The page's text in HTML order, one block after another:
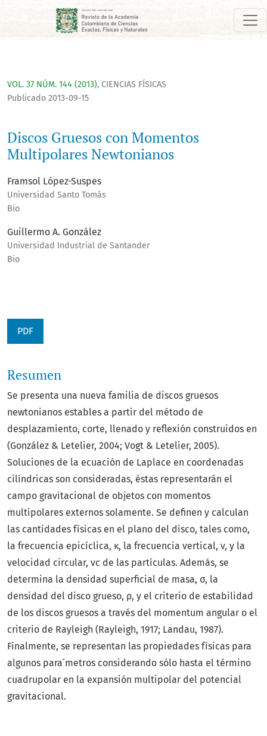
Discos Gruesos con Momentos Multipolares Newtonianos
VOL. 37 NÚM. 144 (2013), CIENCIAS FÍSICAS
Discos Gruesos con Momentos
Multipolares Newtonianos
Publicado 2013-09-15
Framsol López-Suspes
Universidad Santo Tomás
Bio
Guillermo A. González
Universidad Industrial de Santander
Bio
PDF
Resumen
Se presenta una nueva familia de discos gruesos
newtonianos estables a partir del método de
desplazamiento, corte, llenado y reflexión construidos en
(González & Letelier, 2004; Vogt & Letelier, 2005).
Soluciones de la ecuación de Laplace en coordenadas
cilíndricas son consideradas, éstas representarán el
campo gravitacional de objetos con momentos
multipolares externos solamente. Se definen y calculan
las cantidades físicas en el plano del disco, tales como,
la frecuencia epicíclica, κ, la frecuencia vertical, ν, y la
velocidad circular, vc de las partículas. Además, se
determina la densidad superficial de masa, σ, la
densidad del disco grueso, ρ, y el criterio de estabilidad
de los discos gruesos a través del momentum angular o el
criterio de Rayleigh (Rayleigh, 1917; Landau, 1987).
Finalmente, se representan las propiedades físicas para
algunos para ́metros considerando sólo hasta el término
cuadrupolar en la expansión multipolar del potencial
gravitacional.